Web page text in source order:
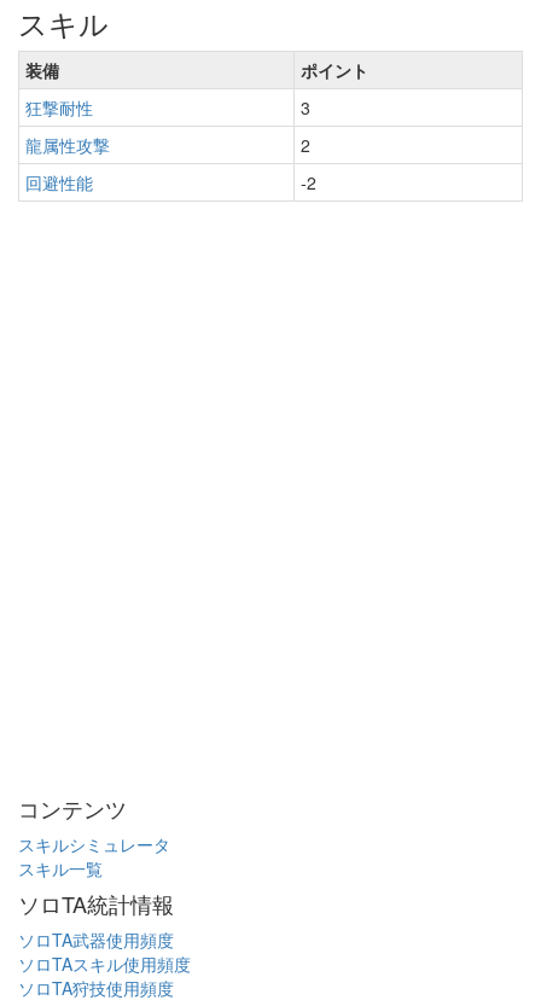
スキル
装備
ポイント
狂撃耐性
3
龍属性攻撃
2
回避性能
-2
コンテンツ
スキルシミュレータ
スキル一覧
ソロTA統計情報
ソロTA武器使用頻度
ソロTAスキル使用頻度
ソロTA狩技使用頻度